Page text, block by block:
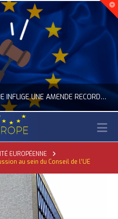
LA COMMISSION EUROPÉENNE INFLIGE UNE AMENDE RECORD À GOOGLE
D’OCCITANIE EUROPE, NUMÉRIQUE- DIGITAL
24, 2026
EUROPÉENNE
au sein du Conseil de l’UE